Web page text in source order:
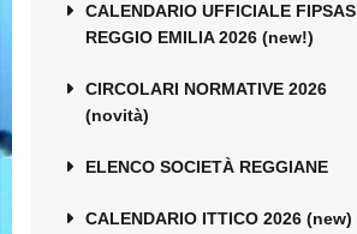
CALENDARIO UFFICIALE FIPSAS
REGGIO EMILIA 2026 (new!)
CIRCOLARI NORMATIVE 2026
(novità)
ELENCO SOCIETÀ REGGIANE
CALENDARIO ITTICO 2026 (new)